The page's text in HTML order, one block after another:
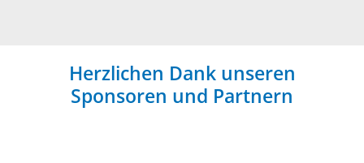
Herzlichen Dank unseren
Sponsoren und Partnern